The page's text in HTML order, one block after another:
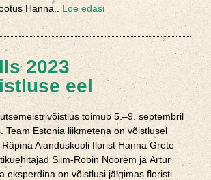
Hanna.. Loe edasi
2023
eel
toimub 5.–9. septembril
Team Estonia liikmetena on võistlusel
Aianduskooli florist Hanna Grete
Siim-Robin Noorem ja Artur
eksperdina on võistlusi jälgimas floristi